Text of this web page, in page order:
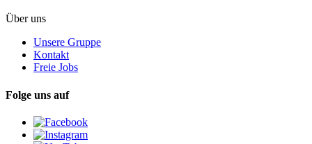
Über uns
Unsere Gruppe
Kontakt
Freie Jobs
Folge uns auf